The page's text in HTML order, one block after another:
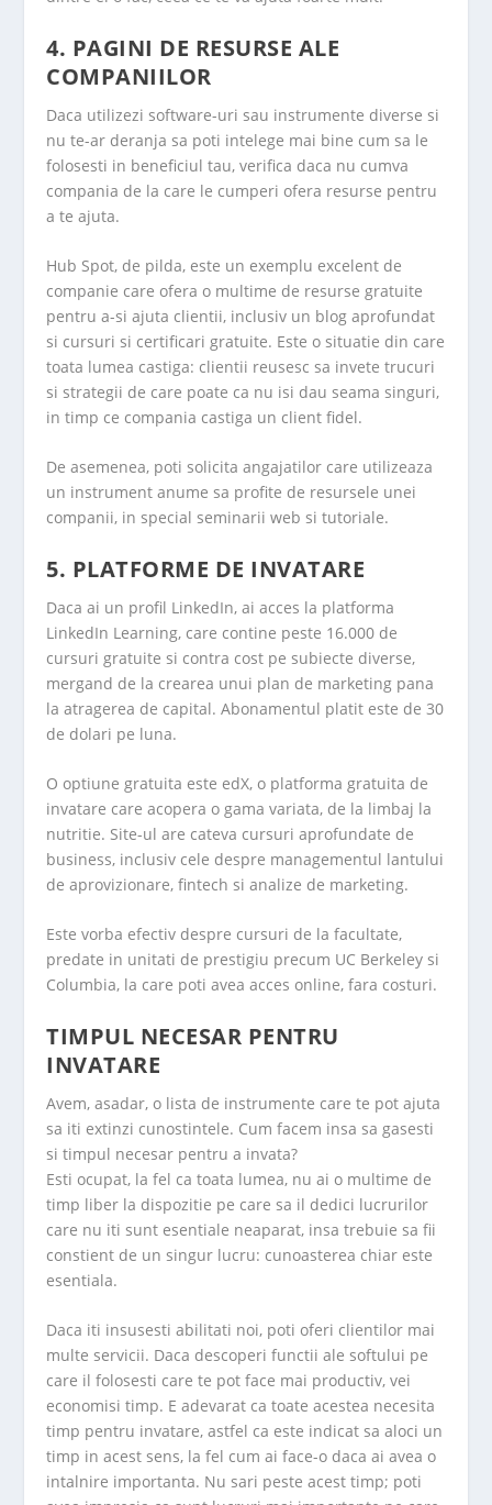
4. PAGINI DE RESURSE ALE
COMPANIILOR
Daca utilizezi software-uri sau instrumente diverse si
nu te-ar deranja sa poti intelege mai bine cum sa le
folosesti in beneficiul tau, verifica daca nu cumva
compania de la care le cumperi ofera resurse pentru
a te ajuta.
Hub Spot, de pilda, este un exemplu excelent de
companie care ofera o multime de resurse gratuite
pentru a-si ajuta clientii, inclusiv un blog aprofundat
si cursuri si certificari gratuite. Este o situatie din care
toata lumea castiga: clientii reusesc sa invete trucuri
si strategii de care poate ca nu isi dau seama singuri,
in timp ce compania castiga un client fidel.
De asemenea, poti solicita angajatilor care utilizeaza
un instrument anume sa profite de resursele unei
companii, in special seminarii web si tutoriale.
5. PLATFORME DE INVATARE
Daca ai un profil LinkedIn, ai acces la platforma
LinkedIn Learning, care contine peste 16.000 de
cursuri gratuite si contra cost pe subiecte diverse,
mergand de la crearea unui plan de marketing pana
la atragerea de capital. Abonamentul platit este de 30
de dolari pe luna.
O optiune gratuita este edX, o platforma gratuita de
invatare care acopera o gama variata, de la limbaj la
nutritie. Site-ul are cateva cursuri aprofundate de
business, inclusiv cele despre managementul lantului
de aprovizionare, fintech si analize de marketing.
Este vorba efectiv despre cursuri de la facultate,
predate in unitati de prestigiu precum UC Berkeley si
Columbia, la care poti avea acces online, fara costuri.
TIMPUL NECESAR PENTRU
INVATARE
Avem, asadar, o lista de instrumente care te pot ajuta
sa iti extinzi cunostintele. Cum facem insa sa gasesti
si timpul necesar pentru a invata?
Esti ocupat, la fel ca toata lumea, nu ai o multime de
timp liber la dispozitie pe care sa il dedici lucrurilor
care nu iti sunt esentiale neaparat, insa trebuie sa fii
constient de un singur lucru: cunoasterea chiar este
esentiala.
Daca iti insusesti abilitati noi, poti oferi clientilor mai
multe servicii. Daca descoperi functii ale softului pe
care il folosesti care te pot face mai productiv, vei
economisi timp. E adevarat ca toate acestea necesita
timp pentru invatare, astfel ca este indicat sa aloci un
timp in acest sens, la fel cum ai face-o daca ai avea o
intalnire importanta. Nu sari peste acest timp; poti